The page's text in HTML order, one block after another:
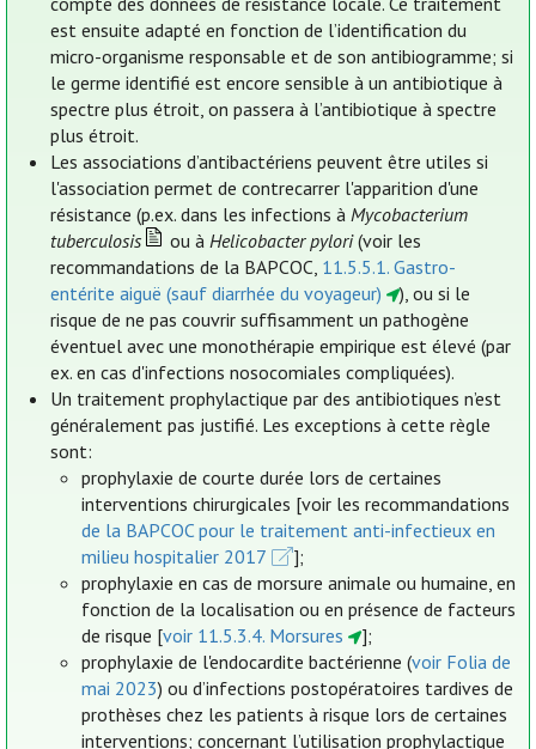
est ensuite adapté en fonction de l’identification du
micro-organisme responsable et de son antibiogramme; si
le germe identifié est encore sensible à un antibiotique à
spectre plus étroit, on passera à l’antibiotique à spectre
plus étroit.
Les associations d’antibactériens peuvent être utiles si
l'association permet de contrecarrer l'apparition d'une
résistance (p.ex. dans les infections àMycobacterium
tuberculosis
ou à Helicobacter pylori(voir les
recommandations de la BAPCOC, 11.5.5.1. Gastro-
entérite aiguë (sauf diarrhée du voyageur)
), ou si le
risque de ne pas couvrir suffisamment un pathogène
éventuel avec une monothérapie empirique est élevé (par
ex. en cas d'infections nosocomiales compliquées).
Un traitement prophylactique par des antibiotiques n’est
généralement pas justifié. Les exceptions à cette règle
sont:
prophylaxie de courte durée lors de certaines
interventions chirurgicales [voir les recommandations
de la BAPCOC pour le traitement anti-infectieux en
milieu hospitalier 2017
];
prophylaxie en cas de morsure animale ou humaine, en
fonction de la localisation ou en présence de facteurs
de risque [voir 11.5.3.4. Morsures
];
prophylaxie de l'endocardite bactérienne (voir Folia de
mai 2023) ou d’infections postopératoires tardives de
prothèses chez les patients à risque lors de certaines
interventions; concernant l’utilisation prophylactique